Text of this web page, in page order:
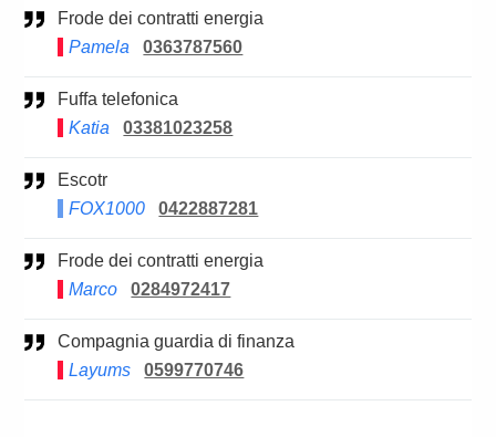
Frode dei contratti energia
Pamela
0363787560
Fuffa telefonica
Katia
03381023258
Escotr
FOX1000
0422887281
Frode dei contratti energia
Marco
0284972417
Compagnia guardia di finanza
Layums
0599770746